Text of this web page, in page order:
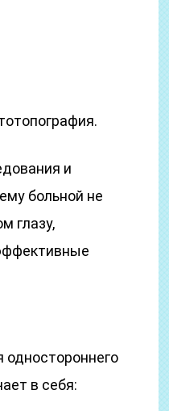
и
больной не
глазу,
одностороннего
в себя: